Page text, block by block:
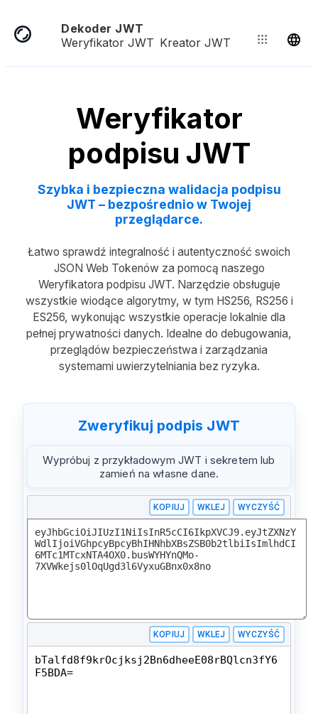
Dekoder JWT
Weryfikator JWT Kreator JWT
Weryfikator
podpisu JWT
Szybka i bezpieczna walidacja podpisu
JWT – bezpośrednio w Twojej
przeglądarce.
Łatwo sprawdź integralność i autentyczność swoich
JSON Web Tokenów za pomocą naszego
Weryfikatora podpisu JWT. Narzędzie obsługuje
wszystkie wiodące algorytmy, w tym HS256, RS256 i
ES256, wykonując wszystkie operacje lokalnie dla
pełnej prywatności danych. Idealne do debugowania,
przeglądów bezpieczeństwa i zarządzania
systemami uwierzytelniania bez ryzyka.
Zweryfikuj podpis JWT
Wypróbuj z przykładowym JWT i sekretem lub
zamień na własne dane.
KOPIUJ WKLEJ WYCZYŚĆ
KOPIUJ WKLEJ WYCZYŚĆ